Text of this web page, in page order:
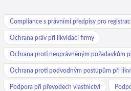
Compliance s právními předpisy pro registraci
Ochrana práv při likvidaci firmy
Ochrana proti neoprávněným požadavkům
Ochrana proti podvodným postupům při
Podpora při převodech vlastnictví